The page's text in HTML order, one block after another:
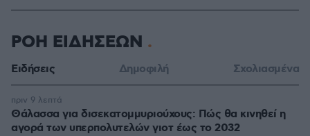
ΡΟΗ ΕΙΔΗΣΕΩΝ
Ειδήσεις Δημοφιλή Σχολιασμένα
Θάλασσα για δισεκατομμυριούχους: Πώς θα κινηθεί η
αγορά των υπερπολυτελών γιοτ έως το 2032
πριν 9 λεπτά